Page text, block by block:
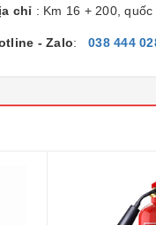
chỉ : Km 16 + 200,
- Zalo: 038 444